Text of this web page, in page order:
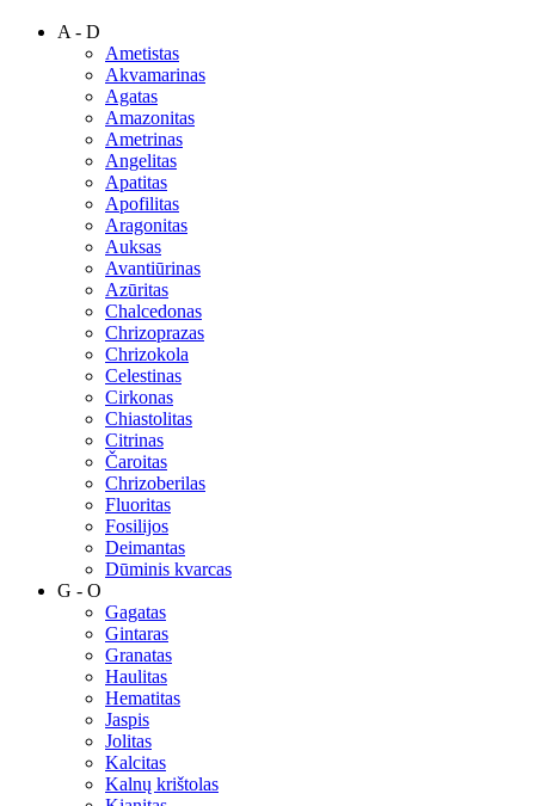
A - D
Ametistas
Akvamarinas
Agatas
Amazonitas
Ametrinas
Angelitas
Apatitas
Apofilitas
Aragonitas
Auksas
Avantiūrinas
Azūritas
Chalcedonas
Chrizoprazas
Chrizokola
Celestinas
Cirkonas
Chiastolitas
Citrinas
Čaroitas
Chrizoberilas
Fluoritas
Fosilijos
Deimantas
Dūminis kvarcas
G - O
Gagatas
Gintaras
Granatas
Haulitas
Hematitas
Jaspis
Jolitas
Kalcitas
Kalnų krištolas